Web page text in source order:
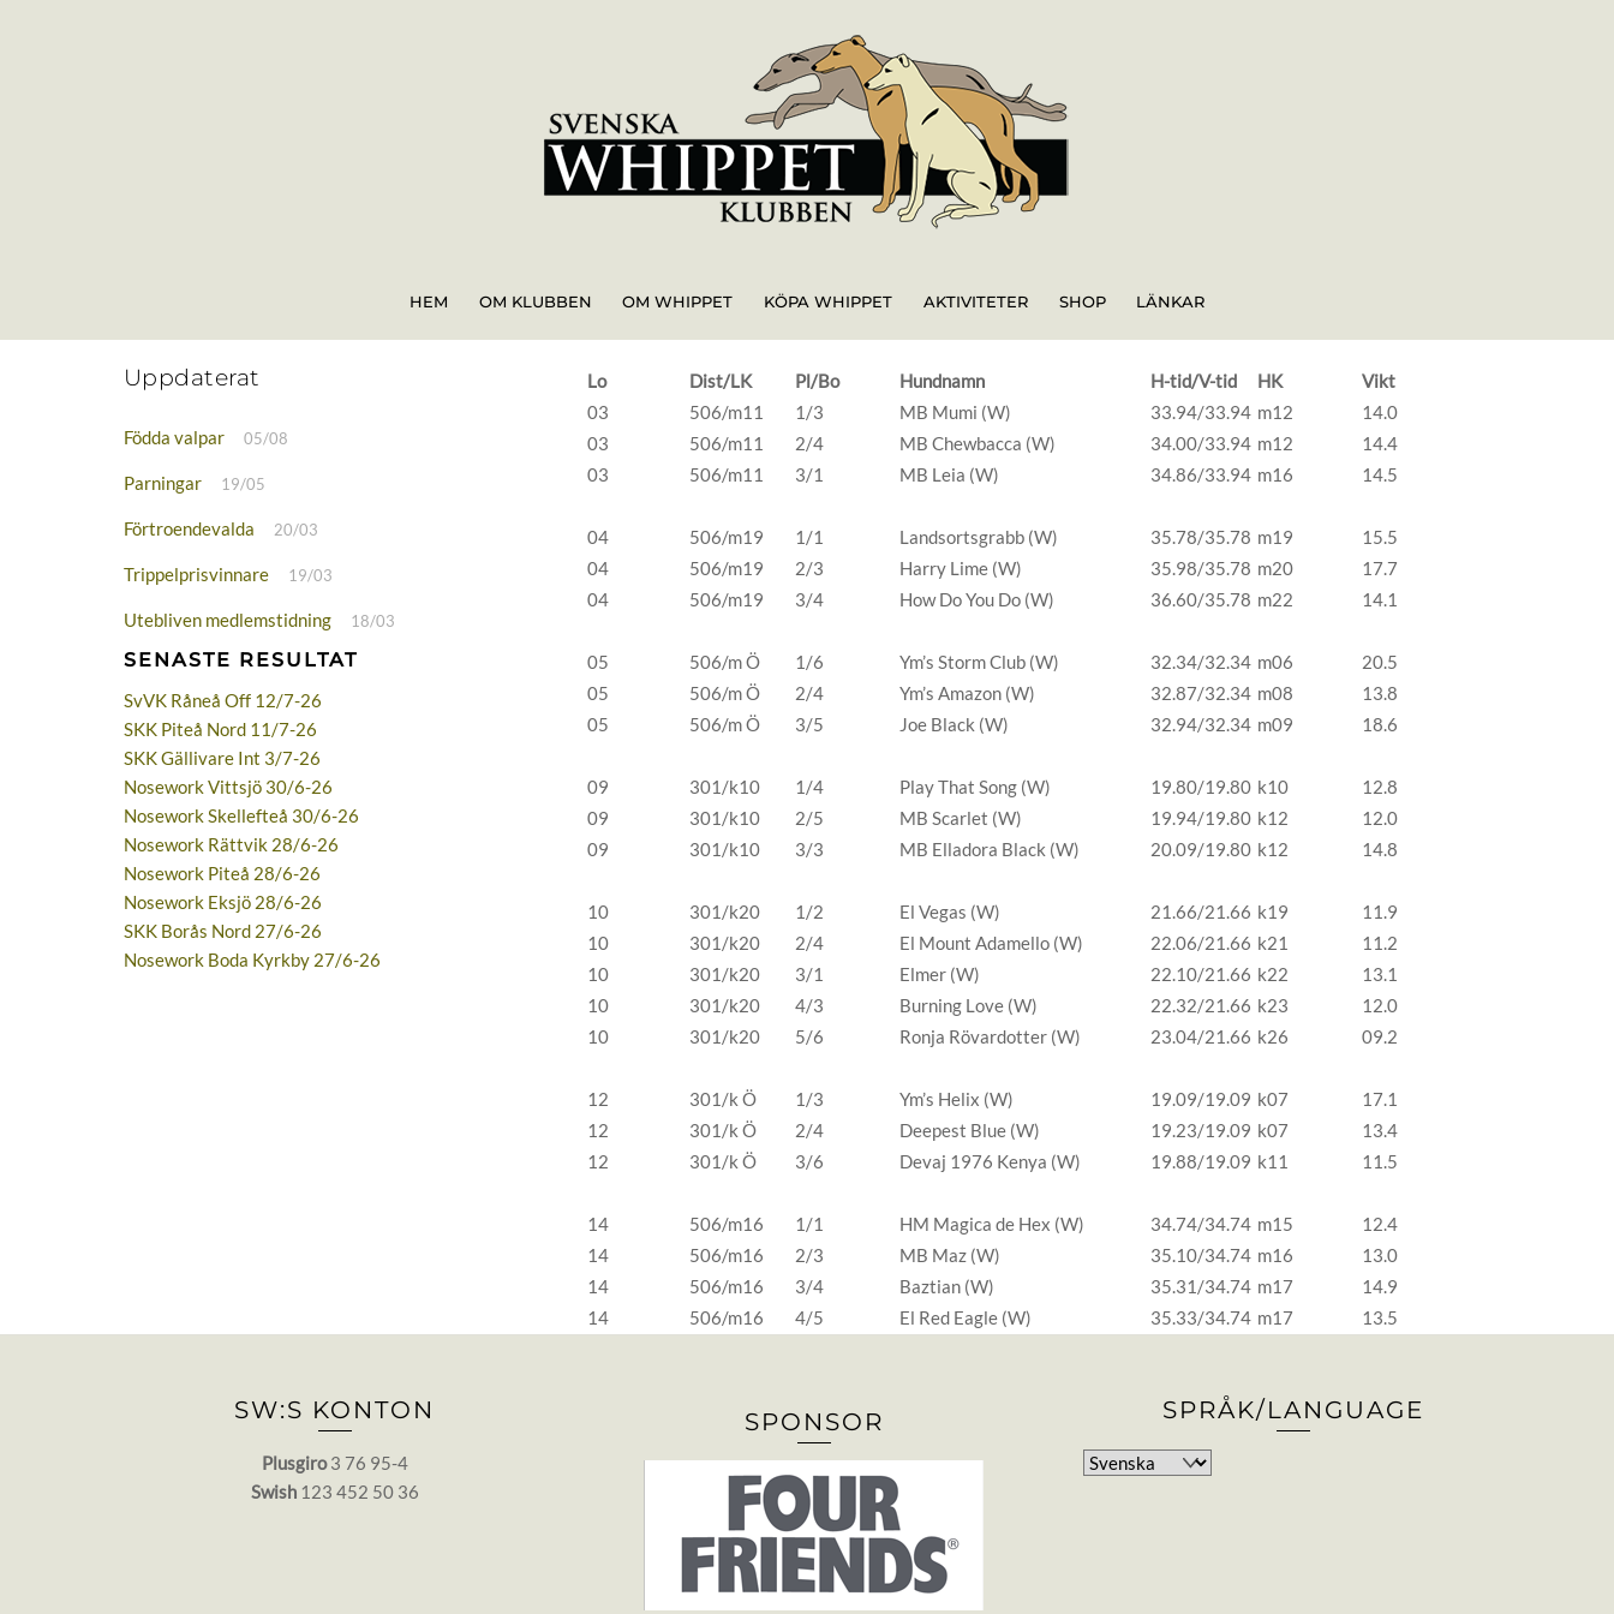
HEM OM KLUBBEN OM WHIPPET KÖPA WHIPPET AKTIVITETER SHOP LÄNKAR
Uppdaterat
Födda valpar 05/08
Parningar 19/05
Förtroendevalda 20/03
Trippelprisvinnare 19/03
Utebliven medlemstidning 18/03
SENASTE RESULTAT
SvVK Råneå Off 12/7-26
SKK Piteå Nord 11/7-26
SKK Gällivare Int 3/7-26
Nosework Vittsjö 30/6-26
Nosework Skellefteå 30/6-26
Nosework Rättvik 28/6-26
Nosework Piteå 28/6-26
Nosework Eksjö 28/6-26
SKK Borås Nord 27/6-26
Nosework Boda Kyrkby 27/6-26
Lo Dist/LK Pl/Bo Hundnamn H-tid/V-tid HK
Vikt
03
506/m11 1/3 MB Mumi (W) 33.94/33.94 m12
14.0
03
506/m11 2/4 MB Chewbacca (W) 34.00/33.94 m12
14.4
03
506/m11 3/1 MB Leia (W) 34.86/33.94 m16 14.5
04 506/m19 1/1 Landsortsgrabb (W) 35.78/35.78 m19
15.5
04
506/m19 2/3 Harry Lime (W) 35.98/35.78 m20
17.7
04
506/m19 3/4 How Do You Do (W) 36.60/35.78 m22 14.1
05 506/m Ö 1/6 Ym’s Storm Club (W) 32.34/32.34 m06
20.5
05
506/m Ö 2/4 Ym’s Amazon (W) 32.87/32.34 m08
13.8
05
506/m Ö 3/5 Joe Black (W) 32.94/32.34 m09 18.6
09 301/k10 1/4 Play That Song (W) 19.80/19.80 k10
12.8
09
301/k10 2/5 MB Scarlet (W) 19.94/19.80 k12
12.0
09
301/k10 3/3 MB Elladora Black (W) 20.09/19.80 k12 14.8
10 301/k20 1/2 El Vegas (W) 21.66/21.66 k19
11.9
10
301/k20 2/4 El Mount Adamello (W) 22.06/21.66 k21
11.2
10
301/k20 3/1 Elmer (W) 22.10/21.66 k22
13.1
10
301/k20 4/3 Burning Love (W) 22.32/21.66 k23
12.0
10
301/k20 5/6 Ronja Rövardotter (W) 23.04/21.66 k26 09.2
12 301/k Ö 1/3 Ym’s Helix (W) 19.09/19.09 k07
17.1
12
301/k Ö 2/4 Deepest Blue (W) 19.23/19.09 k07
13.4
12
301/k Ö 3/6 Devaj 1976 Kenya (W) 19.88/19.09 k11 11.5
14 506/m16 1/1 HM Magica de Hex (W) 34.74/34.74 m15
12.4
14
506/m16 2/3 MB Maz (W) 35.10/34.74 m16
13.0
14
506/m16 3/4 Baztian (W) 35.31/34.74 m17
14.9
14
506/m16 4/5 El Red Eagle (W) 35.33/34.74 m17 13.5
SW:S KONTON
Plusgiro3 76 95-4
Swish123 452 50 36
SPONSOR SPRÅK/LANGUAGE
Välj